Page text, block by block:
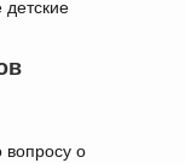
вопросу о